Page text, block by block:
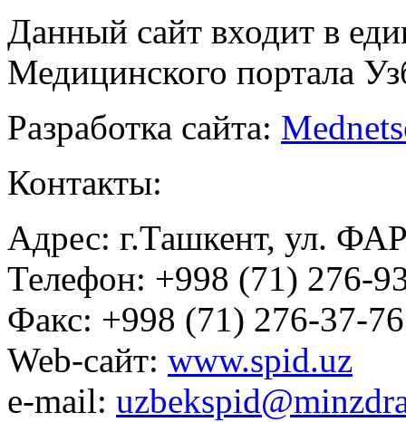
Данный сайт входит в
Медицинского портала
Разработка сайта:
Контакты:
Адрес: г.Ташкент, ул.
Телефон: +998 (71) 276-
Факс: +998 (71) 276-37-76
Web-сайт: www.spid.uz
e-mail: